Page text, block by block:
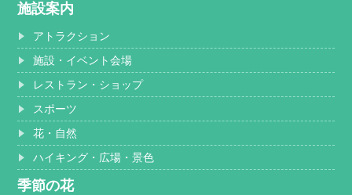
施設案内
アトラクション
施設・イベント会場
レストラン・ショップ
スポーツ
花・自然
ハイキング・広場・景色
季節の花